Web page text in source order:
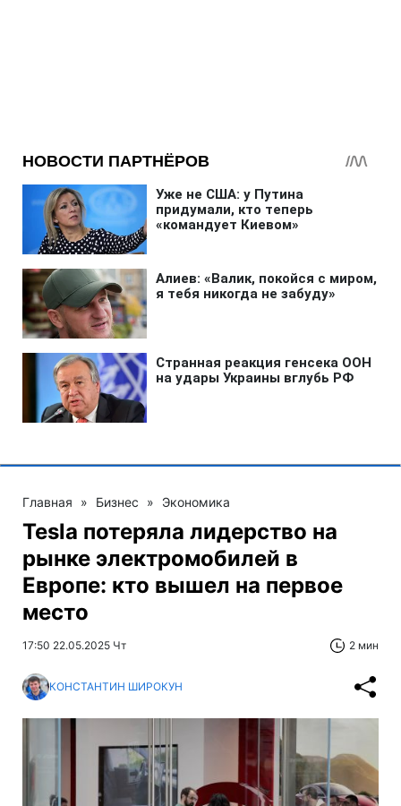
Главная » Бизнес » Экономика
Tesla потеряла лидерство на
рынке электромобилей в
Европе: кто вышел на первое
место
17:50 22.05.2025 Чт 2 мин
КОНСТАНТИН ШИРОКУН